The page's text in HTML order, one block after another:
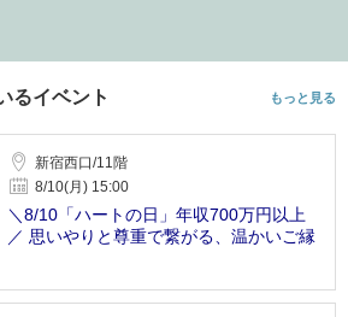
るイベント もっと見る
新宿西口/11階
8/10(月) 15:00
＼8/10「ハートの日」年収700万円以上
／ 思いやりと尊重で繋がる、温かいご縁